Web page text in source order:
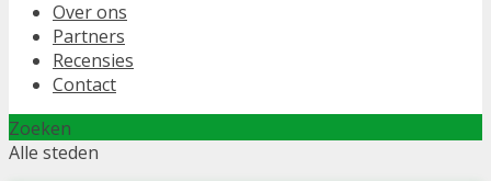
Over ons
Partners
Recensies
Contact
Zoeken
Alle steden